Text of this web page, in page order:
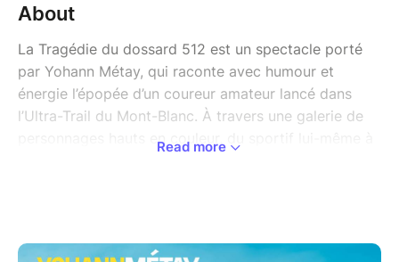
About
La Tragédie du dossard 512 est un spectacle porté
par Yohann Métay, qui raconte avec humour et
énergie l’épopée d’un coureur amateur lancé dans
l’Ultra-Trail du Mont-Blanc. À travers une galerie de
personnages hauts en couleur, du sportif lui-même à
hallucinations, les doutes et l’obsession de franchir la
Read more